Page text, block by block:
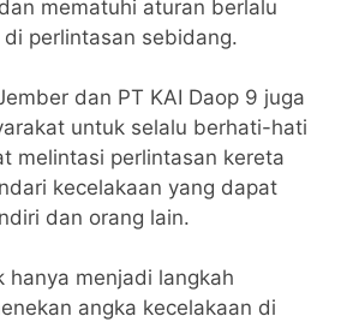
mematuhi aturan berlalu
perlintasan sebidang.
dan PT KAI Daop 9 juga
untuk selalu berhati-hati
melintasi perlintasan kereta
kecelakaan yang dapat
dan orang lain.
hanya menjadi langkah
angka kecelakaan di